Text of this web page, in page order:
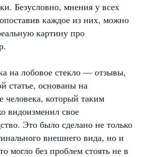
Безусловно, мнения у всех
каждое из них, можно
картину про
на лобовое стекло — отзывы,
статье, основаны на
человека, который таким
видоизменил свое
Это было сделано не только
внешнего вида, но и
могло без проблем стоять не в